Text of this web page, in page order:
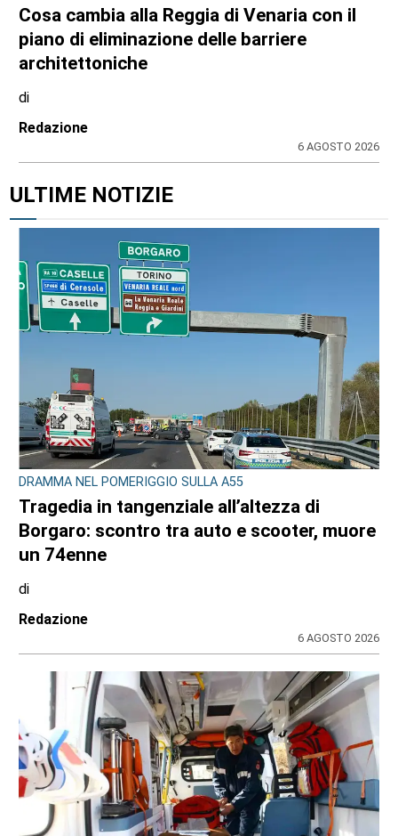
Cosa cambia alla Reggia di Venaria con il
piano di eliminazione delle barriere
architettoniche
di
Redazione
6 AGOSTO 2026
ULTIME NOTIZIE
DRAMMA NEL POMERIGGIO SULLA A55
Tragedia in tangenziale all’altezza di
Borgaro: scontro tra auto e scooter, muore
un 74enne
di
Redazione
6 AGOSTO 2026